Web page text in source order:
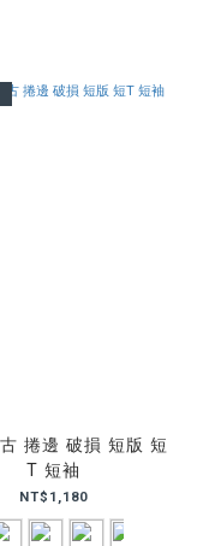
捲邊 破損 短版 短
T 短袖
NT$1,180